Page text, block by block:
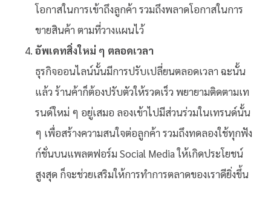
โอกาสในการเข้าถึงลูกค้า รวมถึงพลาดโอกาสในการ
ขายสินค้า ตามที่วางแผนไว้
อัพเดทสิ่งใหม่ ๆ ตลอดเวลา
ธุรกิจออนไลน์นั้นมีการปรับเปลี่ยนตลอดเวลา ฉะนั้น
แล้ว ร้านค้าก็ต้องปรับตัวให้รวดเร็ว พยายามติดตามเท
รนด์ใหม่ ๆ อยู่เสมอ ลองเข้าไปมีส่วนร่วมในเทรนด์นั้น
ๆ เพื่อสร้างความสนใจต่อลูกค้า รวมถึงทดลองใช้ทุกฟัง
ก์ชั่นบนแพลตฟอร์ม Social Media ให้เกิดประโยชน์
สูงสุด ก็จะช่วยเสริมให้การทำการตลาดของเราดียิ่งขึ้น